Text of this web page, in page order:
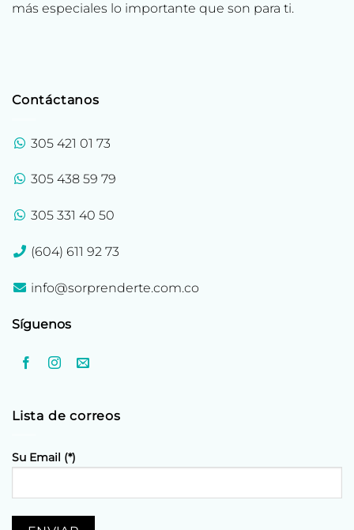
más especiales lo importante que son para ti.
Contáctanos
305 421 01 73
305 438 59 79
305 331 40 50
(604) 611 92 73
info@sorprenderte.com.co
Síguenos
Lista de correos
Su Email (*)